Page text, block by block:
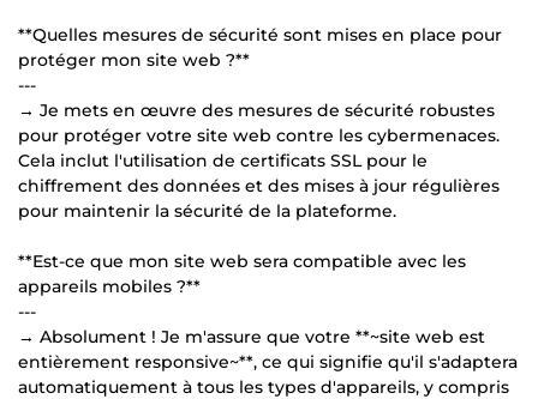
**Quelles mesures de sécurité sont mises en place pour
protéger mon site web ?**
---
→ Je mets en œuvre des mesures de sécurité robustes
pour protéger votre site web contre les cybermenaces.
Cela inclut l'utilisation de certificats SSL pour le
chiffrement des données et des mises à jour régulières
pour maintenir la sécurité de la plateforme.
**Est-ce que mon site web sera compatible avec les
appareils mobiles ?**
---
→ Absolument ! Je m'assure que votre **~site web est
entièrement responsive~**, ce qui signifie qu'il s'adaptera
automatiquement à tous les types d'appareils, y compris